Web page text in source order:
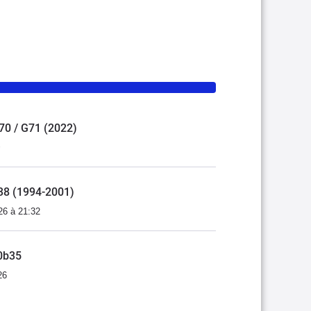
/ G71 (2022)
(1994-2001)
à 21:32